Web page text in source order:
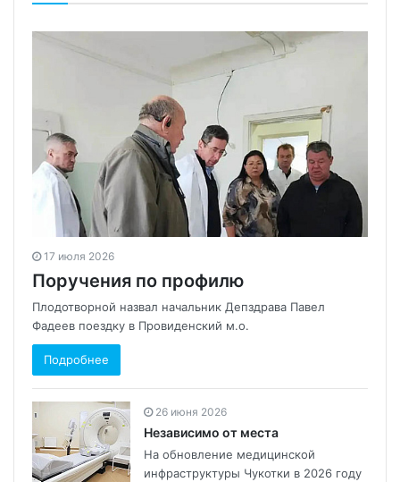
17 июля 2026
Поручения по профилю
Плодотворной назвал начальник Депздрава Павел
Фадеев поездку в Провиденский м.о.
Подробнее
26 июня 2026
Независимо от места
На обновление медицинской
инфраструктуры Чукотки в 2026 году